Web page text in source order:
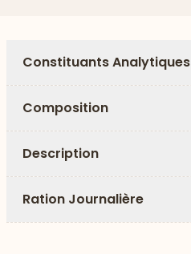
Constituants Analytiques
Composition
Description
Ration Journalière